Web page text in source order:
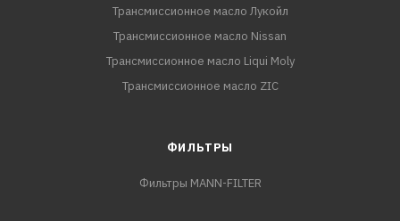
Трансмиссионное масло Лукойл
Трансмиссионное масло Nissan
Трансмиссионное масло Liqui Moly
Трансмиссионное масло ZIC
ФИЛЬТРЫ
Фильтры MANN-FILTER